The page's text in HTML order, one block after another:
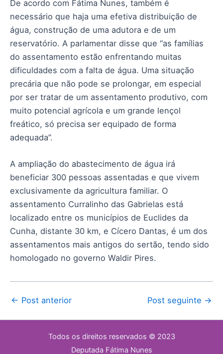
De acordo com Fátima Nunes, também é
necessário que haja uma efetiva distribuição de
água, construção de uma adutora e de um
reservatório. A parlamentar disse que “as famílias
do assentamento estão enfrentando muitas
dificuldades com a falta de água. Uma situação
precária que não pode se prolongar, em especial
por ser tratar de um assentamento produtivo, com
muito potencial agrícola e um grande lençol
freático, só precisa ser equipado de forma
adequada”.
A ampliação do abastecimento de água irá
beneficiar 300 pessoas assentadas e que vivem
exclusivamente da agricultura familiar. O
assentamento Curralinho das Gabrielas está
localizado entre os municípios de Euclides da
Cunha, distante 30 km, e Cícero Dantas, é um dos
assentamentos mais antigos do sertão, tendo sido
homologado no governo Waldir Pires.
← Post anterior Post seguinte →
Todos os direitos reservados © 2023
Deputada Fátima Nunes​